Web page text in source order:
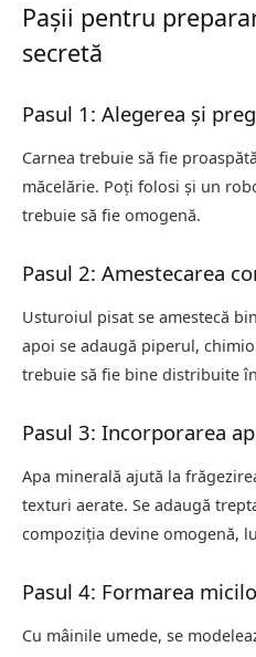
Pașii pentru
secretă
Pasul 1: Alegerea și
Carnea trebuie să fie
măcelărie. Poți folosi și un
trebuie să fie omogenă.
Pasul 2: Amestecarea
Usturoiul pisat se amestecă
apoi se adaugă piperul,
trebuie să fie bine distribuite
Pasul 3: Incorporarea
Apa minerală ajută la
texturi aerate. Se adaugă
compoziția devine omogenă,
Pasul 4: Formarea
Cu mâinile umede, se